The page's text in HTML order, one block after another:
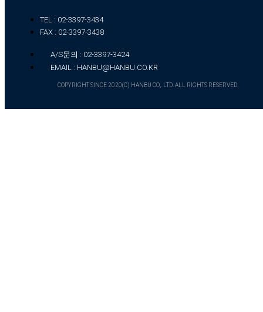
TEL : 02-3397-3434
FAX : 02-3397-3438
A/S문의 : 02-3397-3424
EMAIL : HANBU@HANBU.CO.KR
COPYRIGHT SINCE 2020(C) HANBU CO,. LTD. ALL RIGHTS RESERVED.